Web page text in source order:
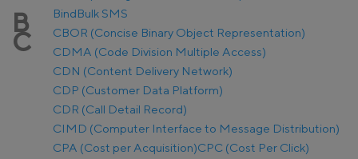
B BindBulk SMS
C
CBOR (Concise Binary Object Representation)
CDMA (Code Division Multiple Access)
CDN (Content Delivery Network)
CDP (Customer Data Platform)
CDR (Call Detail Record)
CIMD (Computer Interface to Message Distribution)
CPA (Cost per Acquisition)CPC (Cost Per Click)